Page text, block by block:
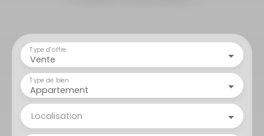
Vente
Type d'offre
Appartement
Type de bien
Localisation